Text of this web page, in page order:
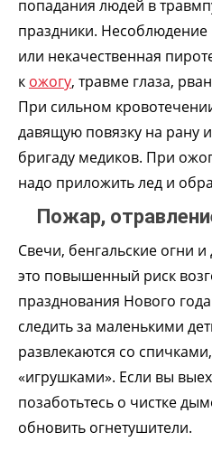
попадания людей в
праздники. Несоблюдение
или некачественная
к ожогу, травме глаза,
При сильном
давящую повязку на рану
бригаду медиков. При
надо приложить лед и
Пожар,
Свечи, бенгальские огни
это повышенный риск
празднования Нового
следить за маленькими
развлекаются со
«игрушками». Если вы
позаботьтесь о чистке
обновить огнетушители.